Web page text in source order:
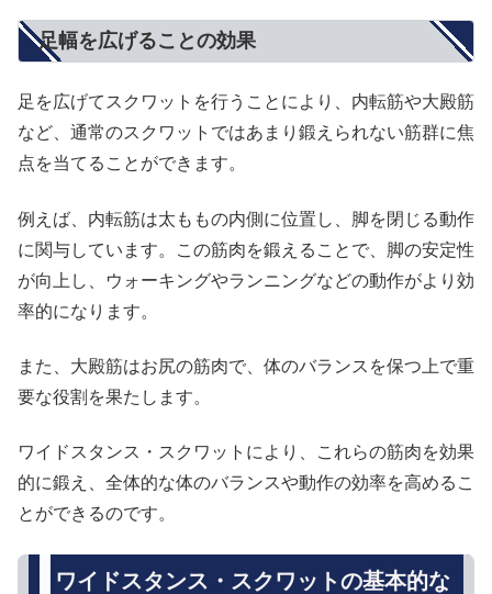
足幅を広げることの効果
足を広げてスクワットを行うことにより、内転筋や大殿筋
など、通常のスクワットではあまり鍛えられない筋群に焦
点を当てることができます。
例えば、内転筋は太ももの内側に位置し、脚を閉じる動作
に関与しています。この筋肉を鍛えることで、脚の安定性
が向上し、ウォーキングやランニングなどの動作がより効
率的になります。
また、大殿筋はお尻の筋肉で、体のバランスを保つ上で重
要な役割を果たします。
ワイドスタンス・スクワットにより、これらの筋肉を効果
的に鍛え、全体的な体のバランスや動作の効率を高めるこ
とができるのです。
ワイドスタンス・スクワットの基本的な